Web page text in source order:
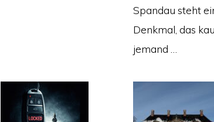
Spandau steht
Denkmal, das
jemand …